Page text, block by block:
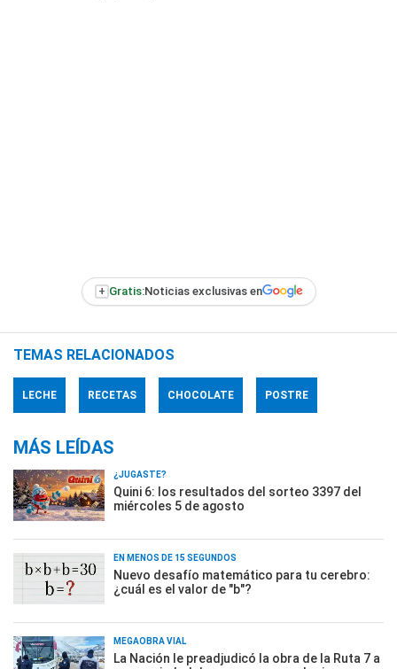
+ Gratis:Noticias exclusivas en
TEMAS RELACIONADOS
LECHE RECETAS CHOCOLATE POSTRE
MÁS LEÍDAS
¿JUGASTE?
Quini 6: los resultados del sorteo 3397 del
miércoles 5 de agosto
EN MENOS DE 15 SEGUNDOS
Nuevo desafío matemático para tu cerebro:
¿cuál es el valor de "b"?
MEGAOBRA VIAL
La Nación le preadjudicó la obra de la Ruta 7 a